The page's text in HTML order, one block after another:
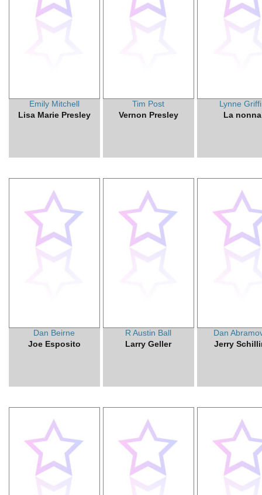
Emily Mitchell
Lisa Marie Presley
Tim Post
Vernon Presley
Lynne
La nonna
Dan Beirne
Joe Esposito
R Austin Ball
Larry Geller
Dan
Jerry